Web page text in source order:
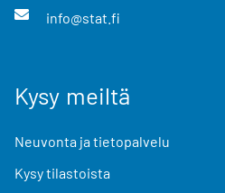
info@stat.fi
Kysy meiltä
Neuvonta ja tietopalvelu
Kysy tilastoista